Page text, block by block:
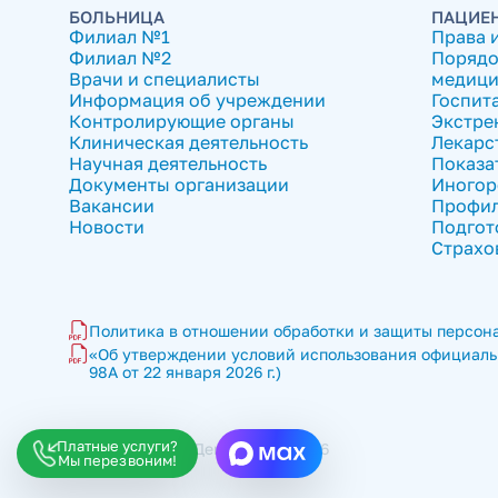
БОЛЬНИЦА
Филиал №1
Филиал №2
Врачи и специалисты
Информация об учреждении
Контролирующие органы
Клиническая деятельность
Научная деятельность
Документы организации
Вакансии
Новости
Права
Политика в отношении обработки и защиты
«Об утверждении условий использования
98А от 22 января 2026 г.)
ГКБ имени В.П. Демихова © 2026
Платные услуги?
Мы перезвоним!